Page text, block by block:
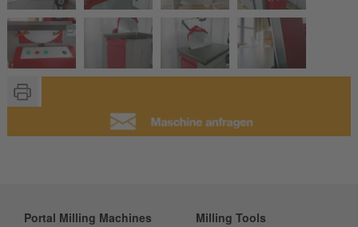
Portal Milling Machines Milling Tools